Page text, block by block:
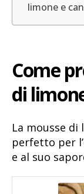
limone e
Come
di
La mousse di
perfetto per
e al suo